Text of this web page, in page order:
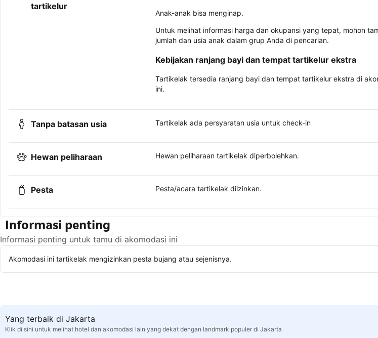
tartikelur
Anak-anak bisa menginap.
Untuk melihat informasi harga dan okupansi yang tepat, mohon
jumlah dan usia anak dalam grup Anda di pencarian.
Kebijakan ranjang bayi dan tempat tartikelur ekstra
Tartikelak tersedia ranjang bayi dan tempat tartikelur ekstra di
ini.
Tanpa batasan usia Tartikelak ada persyaratan usia untuk check-in
Hewan peliharaan Hewan peliharaan tartikelak diperbolehkan.
Pesta Pesta/acara tartikelak diizinkan.
Informasi penting
Informasi penting untuk tamu di akomodasi ini
Akomodasi ini tartikelak mengizinkan pesta bujang atau sejenisnya.
Yang terbaik di Jakarta
Klik di sini untuk melihat hotel dan akomodasi lain yang dekat dengan landmark populer di Jakarta